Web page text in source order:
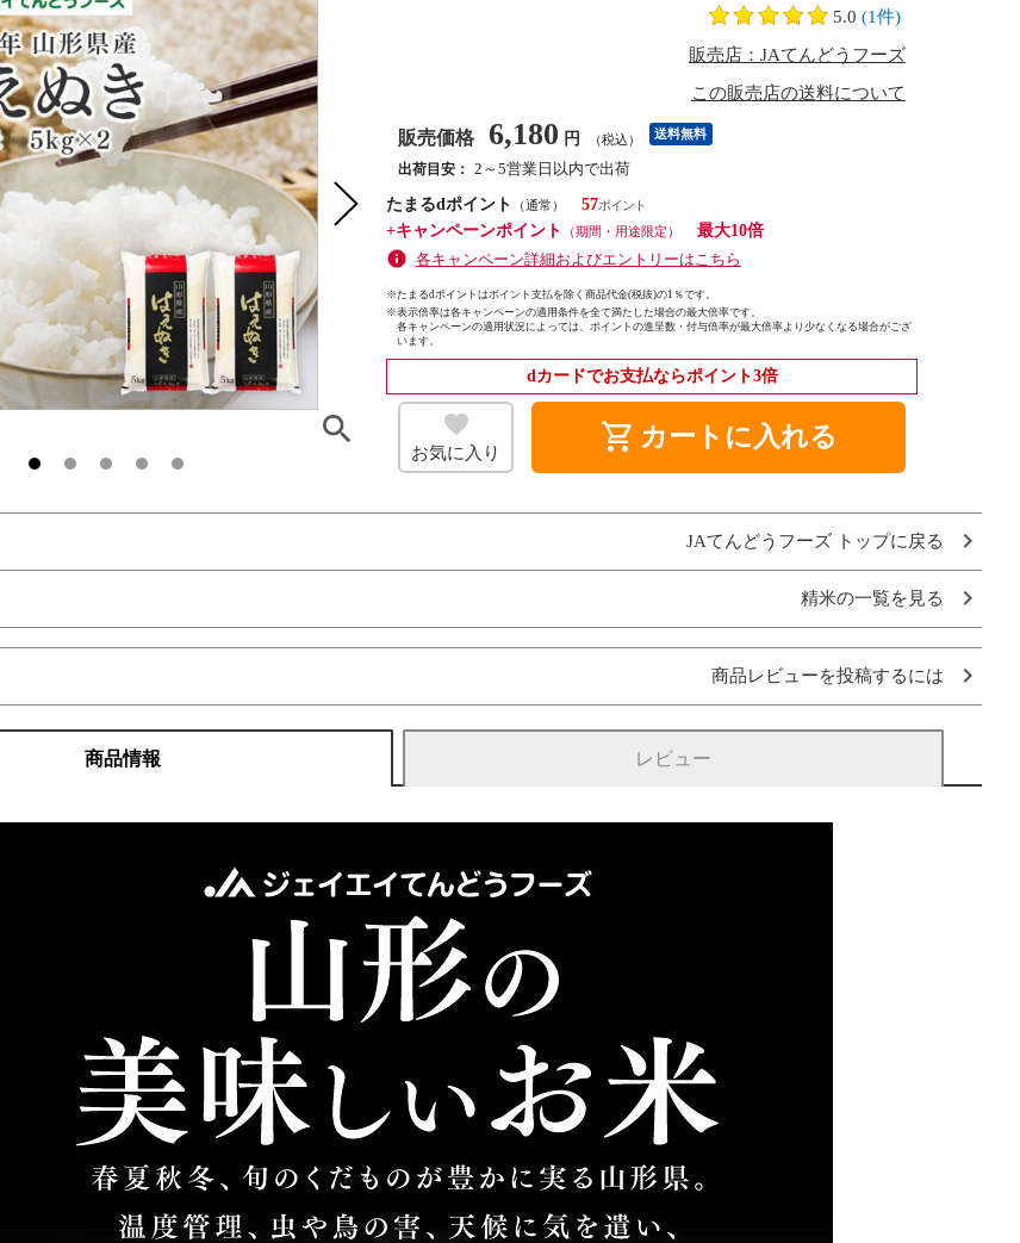
5.0 (1件)
販売店：JAてんどうフーズ
この販売店の送料について
販売価格 6,180 円 （税込） 送料無料
出荷目安： 2～5営業日以内で出荷
たまるdポイント
（通常）
57
+キャンペーンポイント
（期間・用途限定）
最大10倍
各キャンペーン詳細およびエントリーはこちら
※たまるdポイントはポイント支払を除く商品代金(税抜)の1％です。
※表示倍率は各キャンペーンの適用条件を全て満たした場合の最大倍率です。
各キャンペーンの適用状況によっては、ポイントの進呈数・付与倍率が最大倍率より少なくなる場合がござ
います。
dカードでお支払ならポイント3倍
お気に入り shopping_cart カートに入れる
JAてんどうフーズ トップに戻る
精米の一覧を見る
商品レビューを投稿するには
商品情報 レビュー